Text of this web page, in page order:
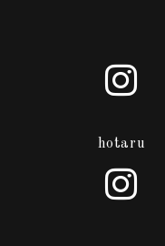
hotaru